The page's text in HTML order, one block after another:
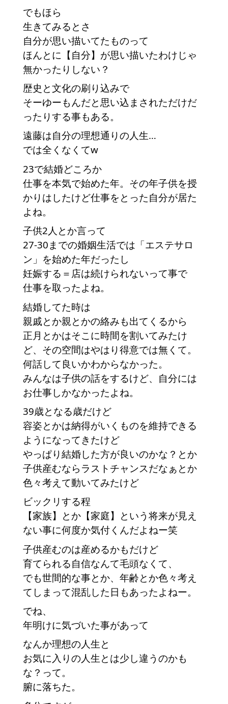
でもほら
生きてみるとさ
自分が思い描いてたものって
ほんとに【自分】が思い描いたわけじゃ
無かったりしない？
歴史と文化の刷り込みで
そーゆーもんだと思い込まされただけだ
ったりする事もある。
遠藤は自分の理想通りの人生…
では全くなくてw
23で結婚どころか
仕事を本気で始めた年。その年子供を授
かりはしたけど仕事をとった自分が居た
よね。
子供2人とか言って
27-30までの婚姻生活では「エステサロ
ン」を始めた年だったし
妊娠する＝店は続けられないって事で
仕事を取ったよね。
結婚してた時は
親戚とか親とかの絡みも出てくるから
正月とかはそこに時間を割いてみたけ
ど、その空間はやはり得意では無くて。
何話して良いかわからなかった。
みんなは子供の話をするけど、自分には
お仕事しかなかったよね。
39歳となる歳だけど
容姿とかは納得がいくものを維持できる
ようになってきたけど
やっぱり結婚した方が良いのかな？とか
子供産むならラストチャンスだなぁとか
色々考えて動いてみたけど
ビックリする程
【家族】とか【家庭】という将来が見え
ない事に何度か気付くんだよねー笑
子供産むのは産めるかもだけど
育てられる自信なんて毛頭なくて、
でも世間的な事とか、年齢とか色々考え
てしまって混乱した日もあったよねー。
でね、
年明けに気づいた事があって
なんか理想の人生と
お気に入りの人生とは少し違うのかも
な？って。
腑に落ちた。